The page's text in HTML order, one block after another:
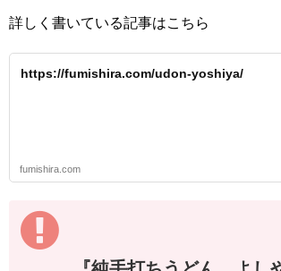
詳しく書いている記事はこちら
https://fumishira.com/udon-yoshiya/
fumishira.com